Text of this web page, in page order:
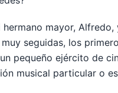
mayor,
seguidas, los
pequeño ejército de
musical particular o